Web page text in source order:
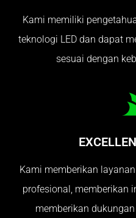
Kami memiliki
teknologi LED dan dapat
sesuai dengan
Kami memberikan
profesional, memberikan
memberikan